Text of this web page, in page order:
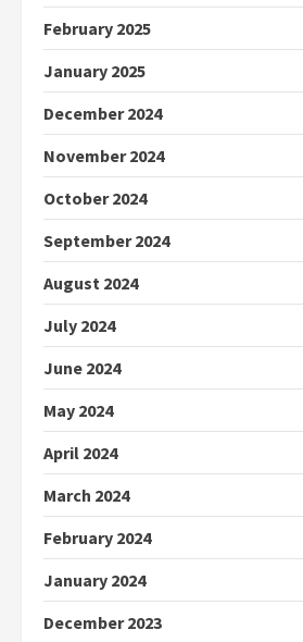
February 2025
January 2025
December 2024
November 2024
October 2024
September 2024
August 2024
July 2024
June 2024
May 2024
April 2024
March 2024
February 2024
January 2024
December 2023